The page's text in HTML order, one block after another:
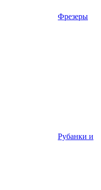
Фрезеры
Рубанки и